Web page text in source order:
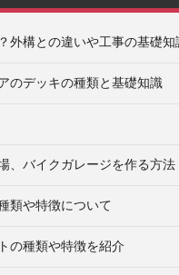
外構との違いや工事の基礎知
のデッキの種類と基礎知識
、バイクガレージを作る方法
類や特徴について
の種類や特徴を紹介